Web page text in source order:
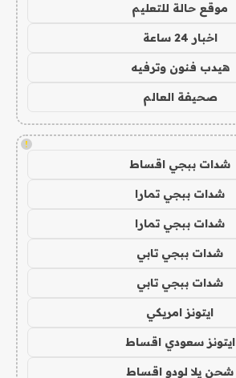
موقع حالة للتعليم
اخبار 24 ساعة
هيدب فنون وترفيه
صحيفة العالم
!
شدات ببجي اقساط
شدات ببجي تمارا
شدات ببجي تمارا
شدات ببجي تابي
شدات ببجي تابي
ايتونز امريكي
ايتونز سعودي اقساط
شحن يلا لودو اقساط